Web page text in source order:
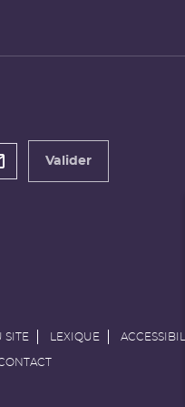
Valider
SITE LEXIQUE